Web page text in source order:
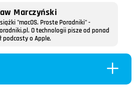
Marczyński
"macOS. Proste Poradniki" -
O technologii pisze od ponad
podcasty o Apple.
L